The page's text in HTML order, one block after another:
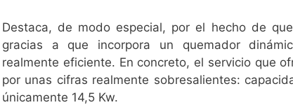
Destaca, de modo especial, por el hecho de
gracias a que incorpora un quemador
realmente eficiente. En concreto, el servicio que
por unas cifras realmente sobresalientes:
únicamente 14,5 Kw.